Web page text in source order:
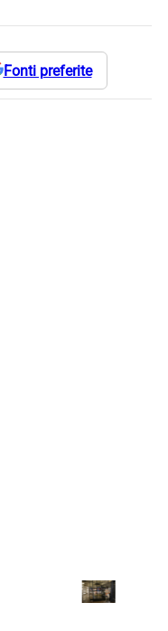
Fonti preferite